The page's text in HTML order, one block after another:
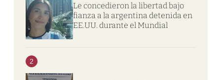
Le concedieron la libertad bajo
fianza a la argentina detenida en
EE.UU. durante el Mundial
2